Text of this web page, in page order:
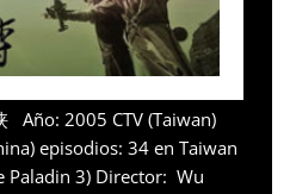
Año: 2005 CTV (Taiwan)
episodios: 34 en Taiwan
Paladin 3) Director: Wu